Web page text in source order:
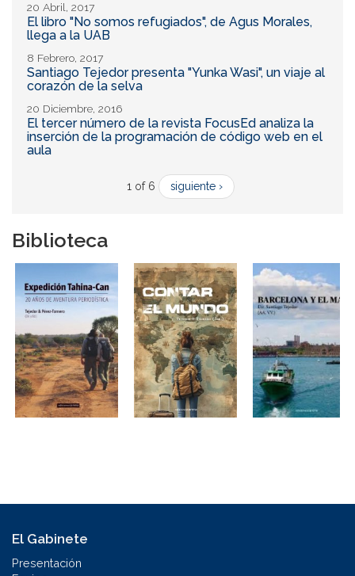
20 Abril, 2017
El libro "No somos refugiados", de Agus Morales,
llega a la UAB
8 Febrero, 2017
Santiago Tejedor presenta "Yunka Wasi", un viaje al
corazón de la selva
20 Diciembre, 2016
El tercer número de la revista FocusEd analiza la
inserción de la programación de código web en el
aula
1 of 6 siguiente ›
Biblioteca
El Gabinete
Presentación